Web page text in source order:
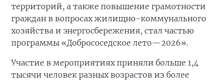
территорий, а также повышение грамотности
граждан в вопросах жилищно-коммунального
хозяйства и энергосбережения, стал частью
программы «Добрососедское лето—2026».
Участие в мероприятиях приняли больше 1,4
тысячи человек разных возрастов из более